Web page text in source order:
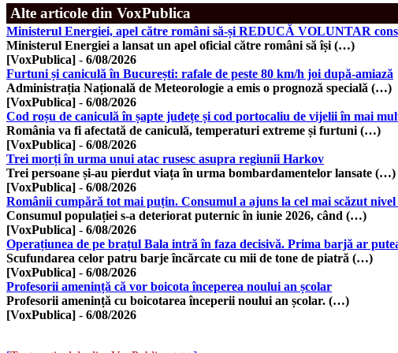
Alte articole din VoxPublica
Ministerul Energiei, apel către români să-și REDUCĂ VOLUNTAR
Ministerul Energiei a lansat un apel oficial către români să își (…)
[VoxPublica] - 6/08/2026
Furtuni și caniculă în București: rafale de peste 80 km/h joi după-amiază
Administrația Națională de Meteorologie a emis o prognoză specială (…)
[VoxPublica] - 6/08/2026
Cod roșu de caniculă în șapte județe și cod portocaliu de vijelii în mai
România va fi afectată de caniculă, temperaturi extreme și furtuni (…)
[VoxPublica] - 6/08/2026
Trei morți în urma unui atac rusesc asupra regiunii Harkov
Trei persoane și-au pierdut viața în urma bombardamentelor lansate (…)
[VoxPublica] - 6/08/2026
Românii cumpără tot mai puțin. Consumul a ajuns la cel mai scăzut
Consumul populației s-a deteriorat puternic în iunie 2026, când (…)
[VoxPublica] - 6/08/2026
Operațiunea de pe brațul Bala intră în faza decisivă. Prima barjă ar
Scufundarea celor patru barje încărcate cu mii de tone de piatră (…)
[VoxPublica] - 6/08/2026
Profesorii amenință că vor boicota începerea noului an școlar
Profesorii amenință cu boicotarea începerii noului an școlar. (…)
[VoxPublica] - 6/08/2026